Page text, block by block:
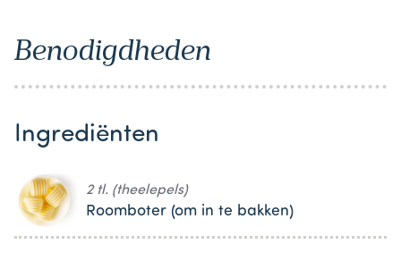
Benodigdheden
Ingrediënten
2 tl. (theelepels)
Roomboter (om in te bakken)